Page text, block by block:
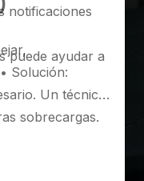
notificaciones
puede ayudar a
• Solución:
Un técnico
sobrecargas.